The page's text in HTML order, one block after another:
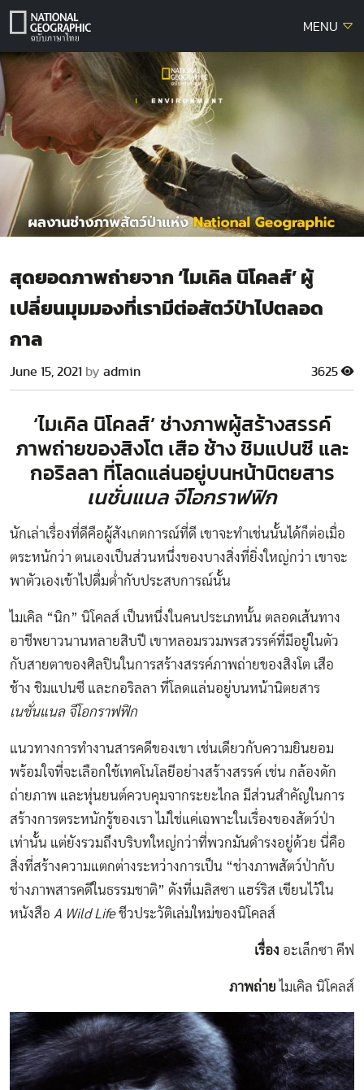
Skip
MENU
สุดยอดภาพถ่ายจาก ‘ไมเคิล นิโคลส์’ ผู้
เปลี่ยนมุมมองที่เรามีต่อสัตว์ป่าไปตลอด
กาล
June 15, 2021 by admin 3625
‘ไมเคิล นิโคลส์’ ช่างภาพผู้สร้างสรรค์
ภาพถ่ายของสิงโต เสือ ช้าง ชิมแปนซี และ
กอริลลา ที่โลดแล่นอยู่บนหน้านิตยสาร
เนชั่นแนล จีโอกราฟฟิก
นักเล่าเรื่องที่ดีคือผู้สังเกตการณ์ที่ดี เขาจะทำเช่นนั้นได้ก็ต่อเมื่อ
ตระหนักว่า ตนเองเป็นส่วนหนึ่งของบางสิ่งที่ยิ่งใหญ่กว่า เขาจะ
พาตัวเองเข้าไปดื่มด่ำกับประสบการณ์นั้น
ไมเคิล “นิก” นิโคลส์ เป็นหนึ่งในคนประเภทนั้น ตลอดเส้นทาง
อาชีพยาวนานหลายสิบปี เขาหลอมรวมพรสวรรค์ที่มีอยู่ในตัว
กับสายตาของศิลปินในการสร้างสรรค์ภาพถ่ายของสิงโต เสือ
ช้าง ชิมแปนซี และกอริลลา ที่โลดแล่นอยู่บนหน้านิตยสาร
เนชั่นแนล จีโอกราฟฟิก
แนวทางการทำงานสารคดีของเขา เช่นเดียวกับความยินยอม
พร้อมใจที่จะเลือกใช้เทคโนโลยีอย่างสร้างสรรค์ เช่น กล้องดัก
ถ่ายภาพ และหุ่นยนต์ควบคุมจากระยะไกล มีส่วนสำคัญในการ
สร้างการตระหนักรู้ของเรา ไม่ใช่แค่เฉพาะในเรื่องของสัตว์ป่า
เท่านั้น แต่ยังรวมถึงบริบทใหญ่กว่าที่พวกมันดำรงอยู่ด้วย นี่คือ
สิ่งที่สร้างความแตกต่างระหว่างการเป็น “ช่างภาพสัตว์ป่ากับ
ช่างภาพสารคดีในธรรมชาติ” ดังที่เมลิสซา แฮร์ริส เขียนไว้ใน
หนังสือ A Wild Lifeชีวประวัติเล่มใหม่ของนิโคลส์
เรื่อง อะเล็กซา คีฟ
ภาพถ่าย ไมเคิล นิโคลส์